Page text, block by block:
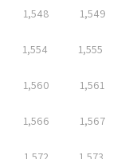
1,548 1,549
1,554 1,555
1,560 1,561
1,566 1,567